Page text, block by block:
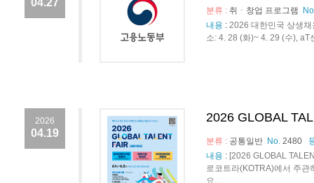
04.27
분류 : 취ㆍ창업 프로그램
내용 : 2026 대한민국 상생
소: 4. 28 (화)~ 4. 29 (수),
2026
04.19
2026 GLOBAL
분류 : 공통일반 No. 2480
내용 : [2026 GLOBAL
로코트라(KOTRA)에서 주관
요....